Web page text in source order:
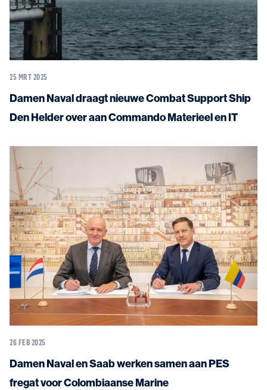
25 MRT 2025
Damen Naval draagt nieuwe Combat Support Ship
Den Helder over aan Commando Materieel en IT
26 FEB 2025
Damen Naval en Saab werken samen aan PES
fregat voor Colombiaanse Marine